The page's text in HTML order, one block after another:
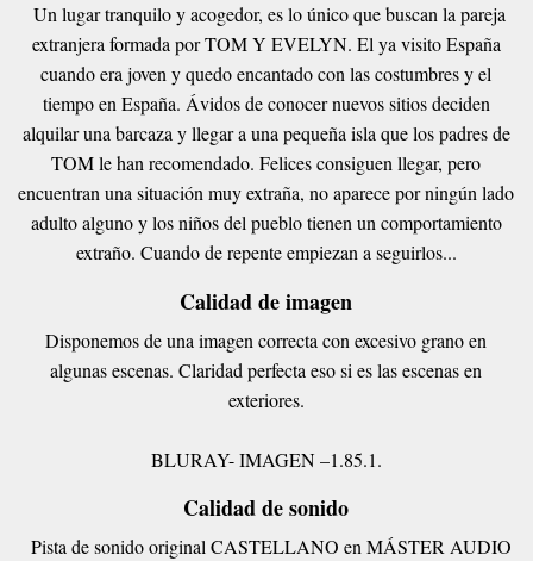
Un lugar tranquilo y acogedor, es lo único que buscan la pareja
extranjera formada por TOM Y EVELYN. El ya visito España
cuando era joven y quedo encantado con las costumbres y el
tiempo en España. Ávidos de conocer nuevos sitios deciden
alquilar una barcaza y llegar a una pequeña isla que los padres de
TOM le han recomendado. Felices consiguen llegar, pero
encuentran una situación muy extraña, no aparece por ningún lado
adulto alguno y los niños del pueblo tienen un comportamiento
extraño. Cuando de repente empiezan a seguirlos...
Calidad de imagen
Disponemos de una imagen correcta con excesivo grano en
algunas escenas. Claridad perfecta eso si es las escenas en
exteriores.
BLURAY- IMAGEN –1.85.1.
Calidad de sonido
Pista de sonido original CASTELLANO en MÁSTER AUDIO